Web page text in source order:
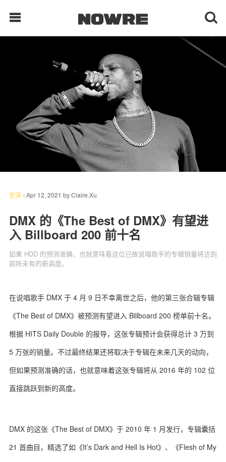
每日鲜榨
现客视点
每日栏目
时 尚
球 鞋
科 技
生活-Apr 12, 2021 byClaire.Xu
DMX 的《The Best of DMX》有望进
入 Billboard 200 前十名
如果 HDD 的预测准确，也就意味着这位已故说唱歌手的专辑销量将达到
前所未有的新高度。
在说唱歌手 DMX 于 4 月 9 日不幸离世之后，他的第三张合辑专辑
《The Best of DMX》被预测有望进入 Billboard 200 榜单前十名。
根据 HITS Daily Double 的报导，这张专辑预计会获得总计 3 万到
5 万张的销量。不过最终结果还将取决于专辑在未来几天的动向，
但如果预测准确的话，也就意味着这张专辑将从 2016 年的 102 位
直接跳跃到新的高度。
DMX 的这张《The Best of DMX》于 2010 年 1 月发行，专辑囊括
21 首曲目，精选了如《It’s Dark and Hell Is Hot》、《Flesh of My